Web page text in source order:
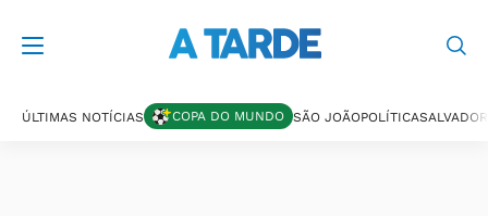
ÚLTIMAS NOTÍCIAS COPA DO MUNDO SÃO JOÃOPOLÍTICASALVADOR